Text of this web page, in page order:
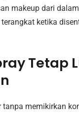
makeup dari
ketika
Tetap
memikirkan